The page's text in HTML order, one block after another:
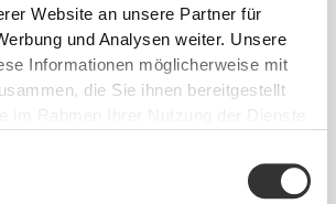
Website an unsere Partner für
und Analysen weiter. Unsere
Informationen möglicherweise mit
die Sie ihnen bereitgestellt
in der Beschreibung.